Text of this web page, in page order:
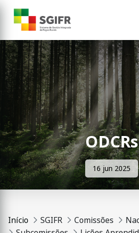
ODCRs
16 jun 2025
Início SGIFR Comissões